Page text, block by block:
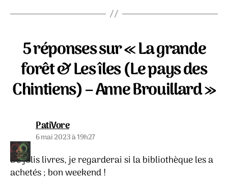
5 réponses sur « La grande
forêt & Les îles (Le pays des
Chintiens) – Anne Brouillard »
PatiVoredit :
6 mai 2023 à 19h27
De jolis livres, je regarderai si la bibliothèque les a
achetés ; bon weekend !